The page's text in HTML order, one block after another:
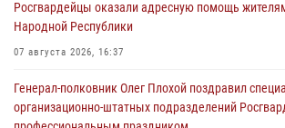
Росгвардейцы оказали адресную помощь
Народной Республики
07 августа 2026, 16:37
Генерал-полковник Олег Плохой поздравил
организационно-штатных подразделений